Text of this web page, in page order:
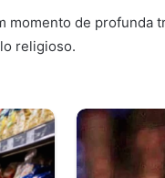
momento de profunda
religioso.